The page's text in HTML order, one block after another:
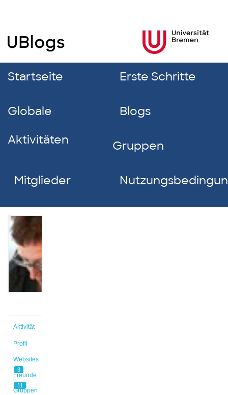
Startseite Erste Schritte
Globale
Aktivitäten
Blogs
Gruppen
Mitglieder
Aktivität
Profil
Websites
3
Freunde
11
Gruppen